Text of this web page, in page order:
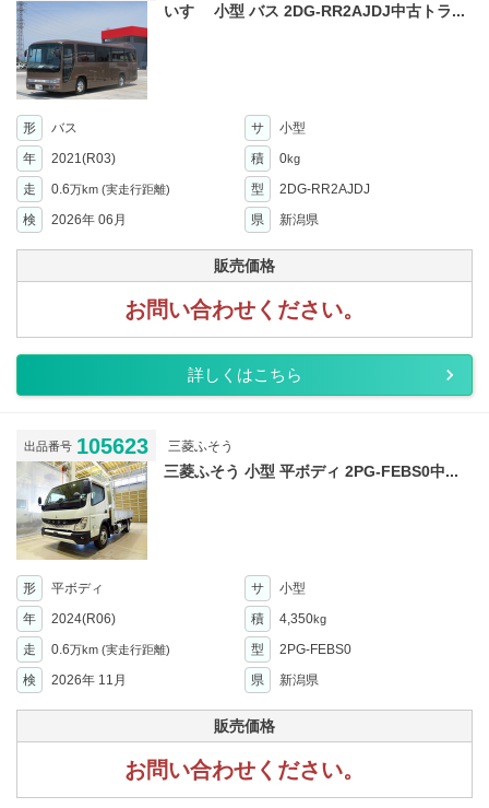
いすゞ 小型 バス 2DG-RR2AJDJ中古トラ...
形 バス サ
小型
年
2021(R03) 積 0kg
走 0.6万km (実走行距離) 型
2DG-RR2AJDJ
検
2026年 06月 県 新潟県
販売価格
お問い合わせください。
詳しくはこちら
出品番号 105623 三菱ふそう
三菱ふそう 小型 平ボディ 2PG-FEBS0中...
形 平ボディ サ
小型
年
2024(R06) 積 4,350kg
走 0.6万km (実走行距離) 型
2PG-FEBS0
検
2026年 11月 県 新潟県
販売価格
お問い合わせください。